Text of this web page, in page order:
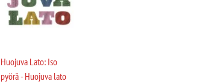
Huojuva Lato: Iso
pyörä - Huojuva lato